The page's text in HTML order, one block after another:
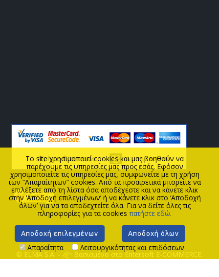
To site χρησιμοποιεί cookies και μας βοηθούν να
παρέχουμε τις υπηρεσίες μας προς εσάς. Εφόσον
χρησιμοποιείτε τις υπηρεσίες μας, συμφωνείτε με τη χρήση
των “Απαραίτητων” cookies. Από τα προαιρετικά μπορείτε να
επιλέξετε από τη λίστα όσα αποδέχεστε και να κάνετε κλικ
στην ‘Αποδοχή επιλεγμένων’ ή να κάνετε κλικ στο ‘Αποδοχή
όλων’ για να τα αποδεχτείτε όλα. Για να δείτε όλες τις
πληροφορίες για τα cookies πατήστε εδώ.
Αποδοχή επιλεγμένων Αποδοχή όλων
Απαραίτητα Λειτουργικότητας και επιδόσεων
© ELMA S.A. - Βασισμένο στο Entersoft E-COMMERCE.